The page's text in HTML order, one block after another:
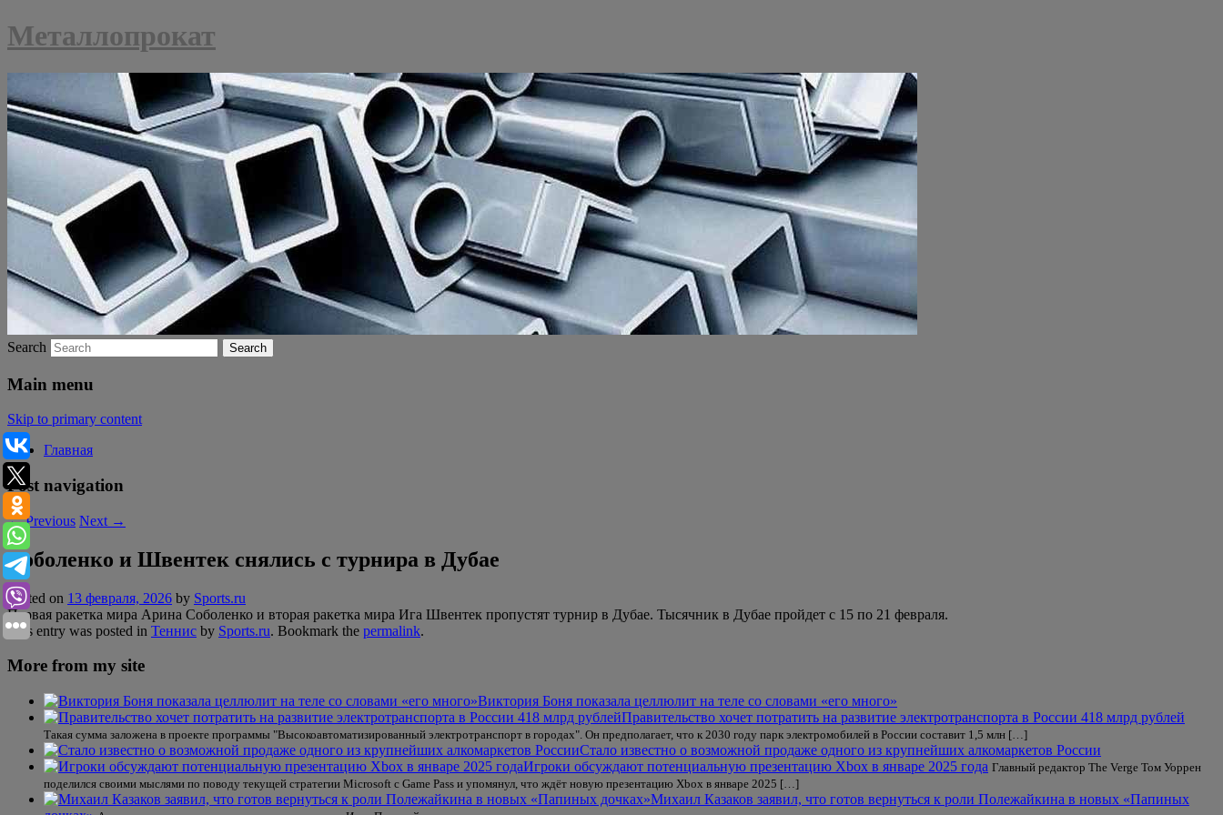
Металлопрокат
Search
Main menu
Skip to primary content
Главная
Post navigation
←Previous Next →
Соболенко и Швентек снялись с турнира в Дубае
Posted on 13 февраля, 2026 by Sports.ru
Первая ракетка мира Арина Соболенко и вторая ракетка мира Ига Швентек пропустят турнир в Дубае. Тысячник в Дубае пройдет с 15 по 21 февраля.
This entry was posted in Теннис by Sports.ru. Bookmark the permalink.
More from my site
Виктория Боня показала целлюлит на теле со словами «его много»
Правительство хочет потратить на развитие электротранспорта в России 418 млрд рублей
Такая сумма заложена в проекте программы "Высокоавтоматизированный электротранспорт в городах". Он предполагает, что к 2030 году парк электромобилей в России составит 1,5 млн […]
Стало известно о возможной продаже одного из крупнейших алкомаркетов России
Игроки обсуждают потенциальную презентацию Xbox в январе 2025 года Главный редактор The Verge Том Уоррен
поделился своими мыслями по поводу текущей стратегии Microsoft с Game Pass и упомянул, что ждёт новую презентацию Xbox в январе 2025 […]
Михаил Казаков заявил, что готов вернуться к роли Полежайкина в новых «Папиных